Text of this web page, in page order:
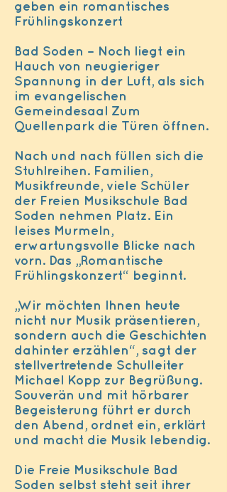
geben ein romantisches
Frühlingskonzert
Bad Soden – Noch liegt ein
Hauch von neugieriger
Spannung in der Luft, als sich
im evangelischen
Gemeindesaal Zum
Quellenpark die Türen öffnen.
Nach und nach füllen sich die
Stuhlreihen. Familien,
Musikfreunde, viele Schüler
der Freien Musikschule Bad
Soden nehmen Platz. Ein
leises Murmeln,
erwartungsvolle Blicke nach
vorn. Das „Romantische
Frühlingskonzert“ beginnt.
„Wir möchten Ihnen heute
nicht nur Musik präsentieren,
sondern auch die Geschichten
dahinter erzählen“, sagt der
stellvertretende Schulleiter
Michael Kopp zur Begrüßung.
Souverän und mit hörbarer
Begeisterung führt er durch
den Abend, ordnet ein, erklärt
und macht die Musik lebendig.
Die Freie Musikschule Bad
Soden selbst steht seit ihrer